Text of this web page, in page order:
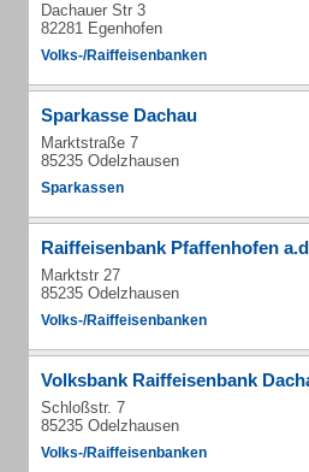
Dachauer Str 3
82281 Egenhofen
Volks-/Raiffeisenbanken
Sparkasse Dachau
Marktstraße 7
85235 Odelzhausen
Sparkassen
Raiffeisenbank Pfaffenhofen
Marktstr 27
85235 Odelzhausen
Volks-/Raiffeisenbanken
Volksbank Raiffeisenbank
Schloßstr. 7
85235 Odelzhausen
Volks-/Raiffeisenbanken